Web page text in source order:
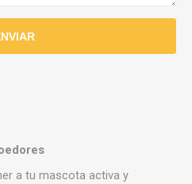
a tu mascota activa y